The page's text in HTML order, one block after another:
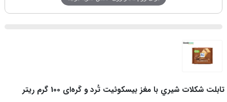
تابلت شکلات شيري با مغز بيسکوئيت تُرد و کَره‌ای 100 گرم ریتر